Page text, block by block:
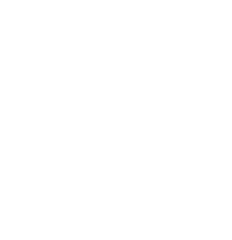
oli: €245.00.
on: €217.90.